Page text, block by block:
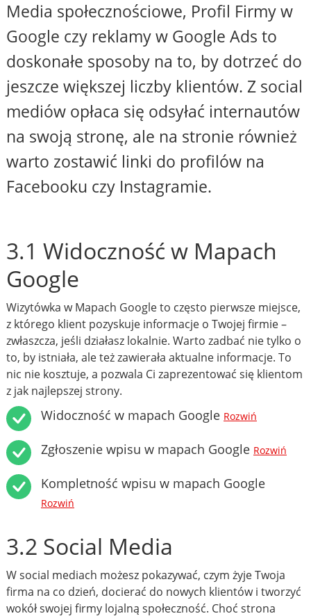
Media społecznościowe, Profil Firmy w
Google czy reklamy w Google Ads to
doskonałe sposoby na to, by dotrzeć do
jeszcze większej liczby klientów. Z social
mediów opłaca się odsyłać internautów
na swoją stronę, ale na stronie również
warto zostawić linki do profilów na
Facebooku czy Instagramie.
3.1 Widoczność w Mapach
Google
Wizytówka w Mapach Google to często pierwsze miejsce,
z którego klient pozyskuje informacje o Twojej firmie –
zwłaszcza, jeśli działasz lokalnie. Warto zadbać nie tylko o
to, by istniała, ale też zawierała aktualne informacje. To
nic nie kosztuje, a pozwala Ci zaprezentować się klientom
z jak najlepszej strony.
Widoczność w mapach Google Rozwiń
Zgłoszenie wpisu w mapach Google Rozwiń
Kompletność wpisu w mapach Google
Rozwiń
3.2 Social Media
W social mediach możesz pokazywać, czym żyje Twoja
firma na co dzień, docierać do nowych klientów i tworzyć
wokół swojej firmy lojalną społeczność. Choć strona